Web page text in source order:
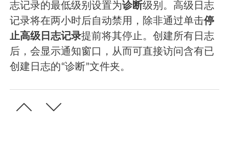
志记录的最低级别设置为诊断级别。高级日志
记录将在两小时后自动禁用，除非通过单击停
止高级日志记录提前将其停止。创建所有日志
后，会显示通知窗口，从而可直接访问含有已
创建日志的“诊断”文件夹。